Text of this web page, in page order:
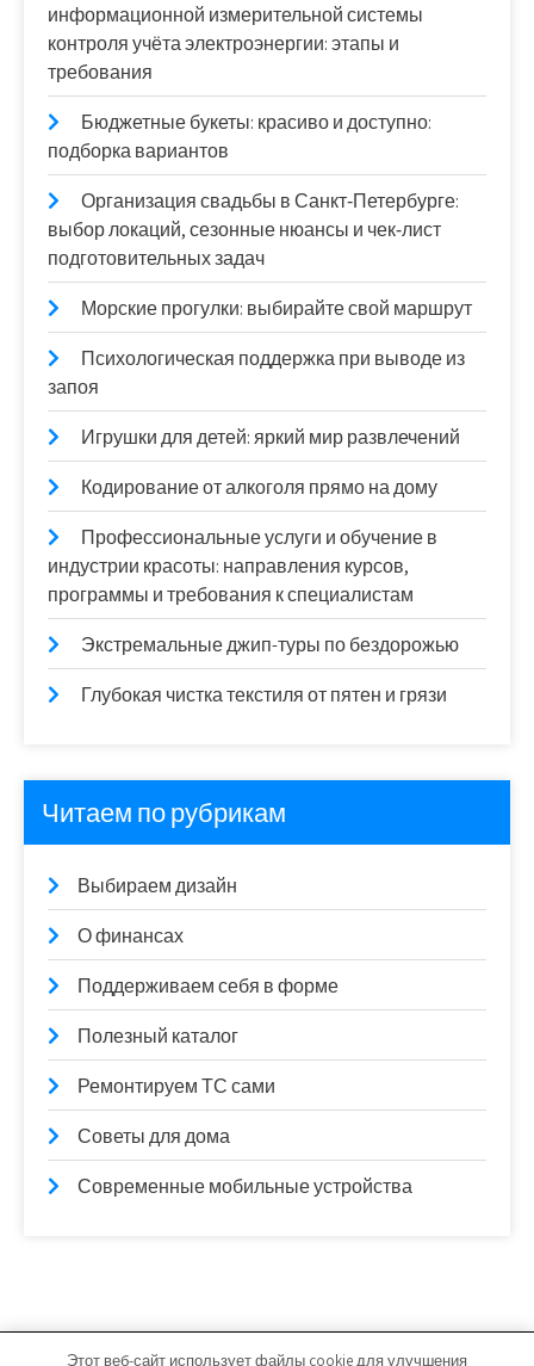
информационной измерительной системы
контроля учёта электроэнергии: этапы и
требования
Бюджетные букеты: красиво и доступно:
подборка вариантов
Организация свадьбы в Санкт‑Петербурге:
выбор локаций, сезонные нюансы и чек‑лист
подготовительных задач
Морские прогулки: выбирайте свой маршрут
Психологическая поддержка при выводе из
запоя
Игрушки для детей: яркий мир развлечений
Кодирование от алкоголя прямо на дому
Профессиональные услуги и обучение в
индустрии красоты: направления курсов,
программы и требования к специалистам
Экстремальные джип-туры по бездорожью
Глубокая чистка текстиля от пятен и грязи
Читаем по рубрикам
Выбираем дизайн
О финансах
Поддерживаем себя в форме
Полезный каталог
Ремонтируем ТС сами
Советы для дома
Современные мобильные устройства
Этот веб-сайт использует файлы cookie для улучшения